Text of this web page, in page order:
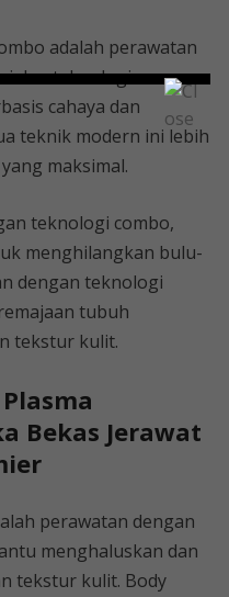
adalah perawatan
dua teknologi
cahaya dan
teknik modern ini lebih
maksimal.
teknologi combo,
menghilangkan bulu-
dengan teknologi
tubuh
tekstur kulit.
Bekas Jerawat
perawatan dengan
menghaluskan dan
tekstur kulit. Body